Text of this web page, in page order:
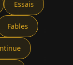
Essais
Fables